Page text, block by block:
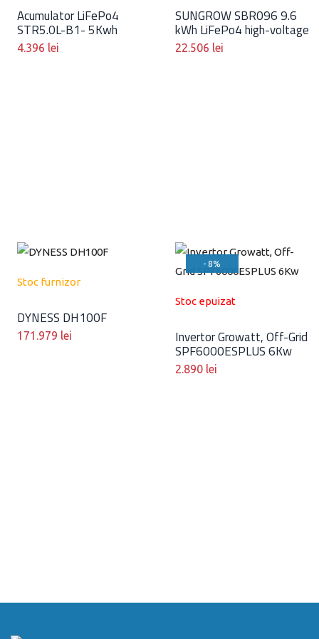
Acumulator LiFePo4
STR5.0L-B1- 5Kwh
4.396 lei
SUNGROW SBR096 9.6
kWh LiFePo4 high-voltage
22.506 lei
Stoc furnizor
DYNESS DH100F
171.979 lei
- 8%
Stoc epuizat
Invertor Growatt, Off-Grid
SPF6000ESPLUS 6Kw
2.890 lei